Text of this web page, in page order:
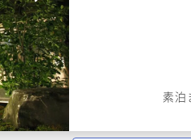
素泊